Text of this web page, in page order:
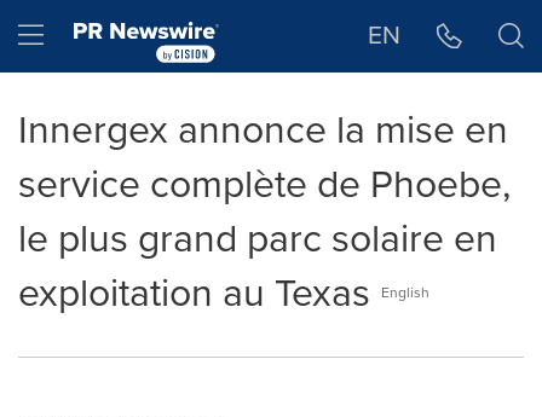
Hamburger menu EN
Innergex annonce la mise en
service complète de Phoebe,
le plus grand parc solaire en
exploitation au Texas
English